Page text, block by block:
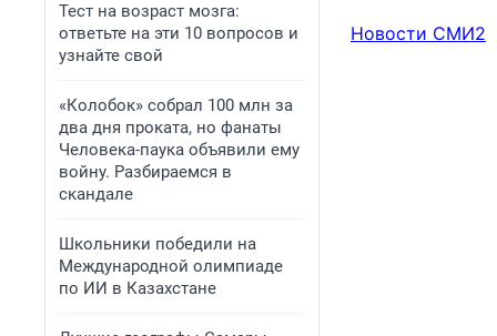
Тест на возраст мозга:
ответьте на эти 10 вопросов и
узнайте свой
«Колобок» собрал 100 млн за
два дня проката, но фанаты
Человека-паука объявили ему
войну. Разбираемся в
скандале
Школьники победили на
Международной олимпиаде
по ИИ в Казахстане
Новости СМИ2